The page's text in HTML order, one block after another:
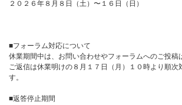
２０２６年８月８日（土）〜１６日（日）
■フォーラム対応について
休業期間中は、お問い合わせやフォーラムへのご投稿
ご返信は休業明けの８月１７日（月）１０時より順次
す。
■返答停止期間